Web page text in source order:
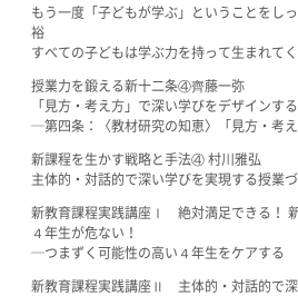
もう一度「子どもが学ぶ」ということをし
裕
すべての子どもは学ぶ力を持って生まれて
授業力を鍛える新十二条④齊藤一弥
「見方・考え方」で深い学びをデザインする
─第四条：〈教材研究の知恵〉「見方・考え
新課程を生かす戦略と手法④ 村川雅弘
主体的・対話的で深い学びを実現する授業
新教育課程実践講座Ⅰ 絶対満足できる！
４年生が危ない！
─つまずく可能性の高い４年生をケアする
新教育課程実践講座Ⅱ 主体的・対話的で